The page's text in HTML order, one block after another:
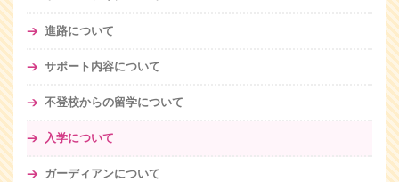
進路について
サポート内容について
不登校からの留学について
入学について
ガーディアンについて